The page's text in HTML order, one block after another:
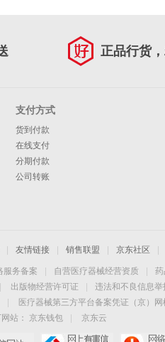
正品行货
支付方式
货到付款
在线支付
分期付款
公司转账
友情链接 销售联盟 京东社区
服务备案 自营医疗器械经营资质
出版物经营许可证
违法和不良信息
医疗器械第三方平台备案凭证（京）
站：
京东钱包 京东云